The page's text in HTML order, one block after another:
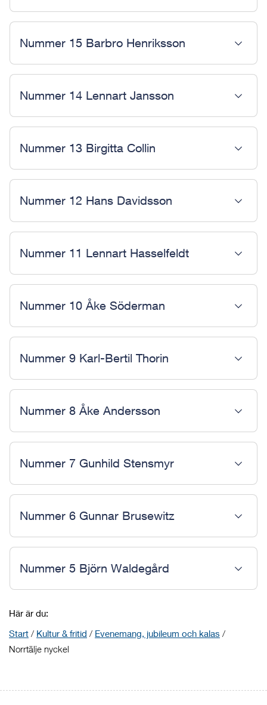
Nummer 15 Barbro Henriksson
Nummer 14 Lennart Jansson
Nummer 13 Birgitta Collin
Nummer 12 Hans Davidsson
Nummer 11 Lennart Hasselfeldt
Nummer 10 Åke Söderman
Nummer 9 Karl-Bertil Thorin
Nummer 8 Åke Andersson
Nummer 7 Gunhild Stensmyr
Nummer 6 Gunnar Brusewitz
Nummer 5 Björn Waldegård
Här är du:
Start / Kultur & fritid / Evenemang, jubileum och kalas /
Norrtälje nyckel